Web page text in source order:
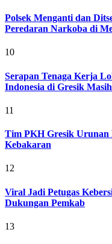
Polsek Menganti dan
Peredaran Narkoba di
10
Serapan Tenaga Kerja
Indonesia di Gresik
11
Tim PKH Gresik
Kebakaran
12
Viral Jadi Petugas
Dukungan Pemkab
13